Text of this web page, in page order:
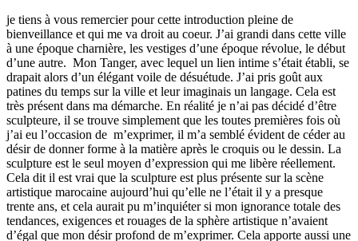
je tiens à vous remercier pour cette introduction pleine de
bienveillance et qui me va droit au coeur. J’ai grandi dans cette ville
à une époque charnière, les vestiges d’une époque révolue, le début
d’une autre. Mon Tanger, avec lequel un lien intime s’était établi, se
drapait alors d’un élégant voile de désuétude. J’ai pris goût aux
patines du temps sur la ville et leur imaginais un langage. Cela est
très présent dans ma démarche. En réalité je n’ai pas décidé d’être
sculpteure, il se trouve simplement que les toutes premières fois où
j’ai eu l’occasion de m’exprimer, il m’a semblé évident de céder au
désir de donner forme à la matière après le croquis ou le dessin. La
sculpture est le seul moyen d’expression qui me libère réellement.
Cela dit il est vrai que la sculpture est plus présente sur la scène
artistique marocaine aujourd’hui qu’elle ne l’était il y a presque
trente ans, et cela aurait pu m’inquiéter si mon ignorance totale des
tendances, exigences et rouages de la sphère artistique n’avaient
d’égal que mon désir profond de m’exprimer. Cela apporte aussi une